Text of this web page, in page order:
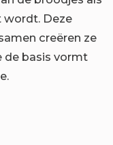
wordt. Deze
creëren ze
de basis vormt